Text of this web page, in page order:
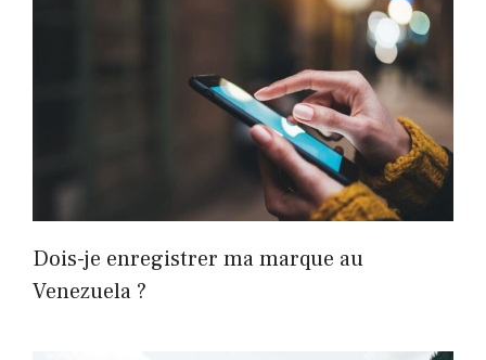
Dois-je enregistrer ma marque au
Venezuela ?